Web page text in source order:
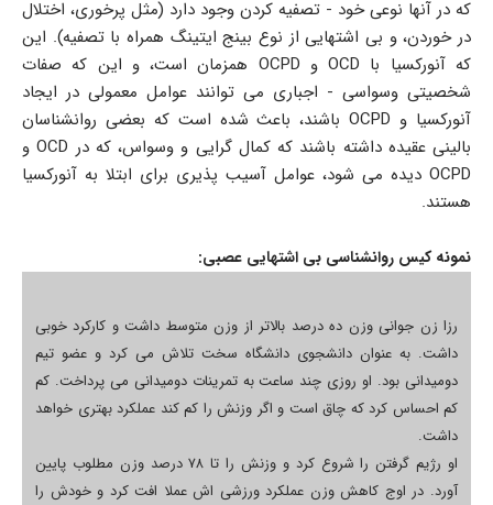
که در آنها نوعی خود - تصفیه کردن وجود دارد (مثل پرخوری، اختلال
در خوردن، و بی اشتهایی از نوع بینج ایتینگ همراه با تصفیه). این
که آنورکسیا با OCD و OCPD همزمان است، و این که صفات
شخصیتی وسواسی - اجباری می توانند عوامل معمولی در ایجاد
آنورکسیا و OCPD باشند، باعث شده است که بعضی روانشناسان
بالینی عقیده داشته باشند که کمال گرایی و وسواس، که در OCD و
OCPD دیده می شود، عوامل آسیب پذیری برای ابتلا به آنورکسیا
هستند.
نمونه کیس روانشناسی بی اشتهایی عصبی:
رزا زن جوانی وزن ده درصد بالاتر از وزن متوسط داشت و کارکرد خوبی
داشت. به عنوان دانشجوی دانشگاه سخت تلاش می کرد و عضو تیم
دومیدانی بود. او روزی چند ساعت به تمرینات دومیدانی می پرداخت. کم
کم احساس کرد که چاق است و اگر وزنش را کم کند عملکرد بهتری خواهد
داشت.
او رژیم گرفتن را شروع کرد و وزنش را تا ۷۸ درصد وزن مطلوب پایین
آورد. در اوج کاهش وزن عملکرد ورزشی اش عملا افت کرد و خودش را